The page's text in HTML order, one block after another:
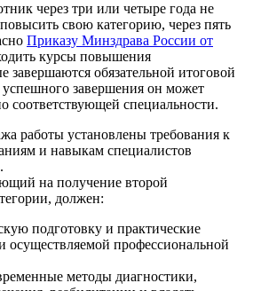
через три или четыре года не
свою категорию, через пять
Приказу Минздрава России от
курсы повышения
завершаются обязательной итоговой
успешного завершения он может
соответствующей специальности.
работы установлены требования к
и навыкам специалистов
на получение второй
должен:
подготовку и практические
осуществляемой профессиональной
методы диагностики,